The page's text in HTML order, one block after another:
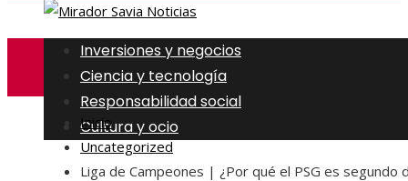
Inversiones y negocios
Ciencia y tecnología
Responsabilidad social
Cultura y ocio
Inicio
Uncategorized
Liga de Campeones | ¿Por qué el PSG es segundo